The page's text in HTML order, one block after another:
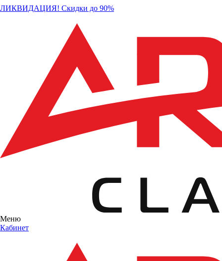
ЛИКВИДАЦИЯ! Скидки до 90%
Меню
Кабинет